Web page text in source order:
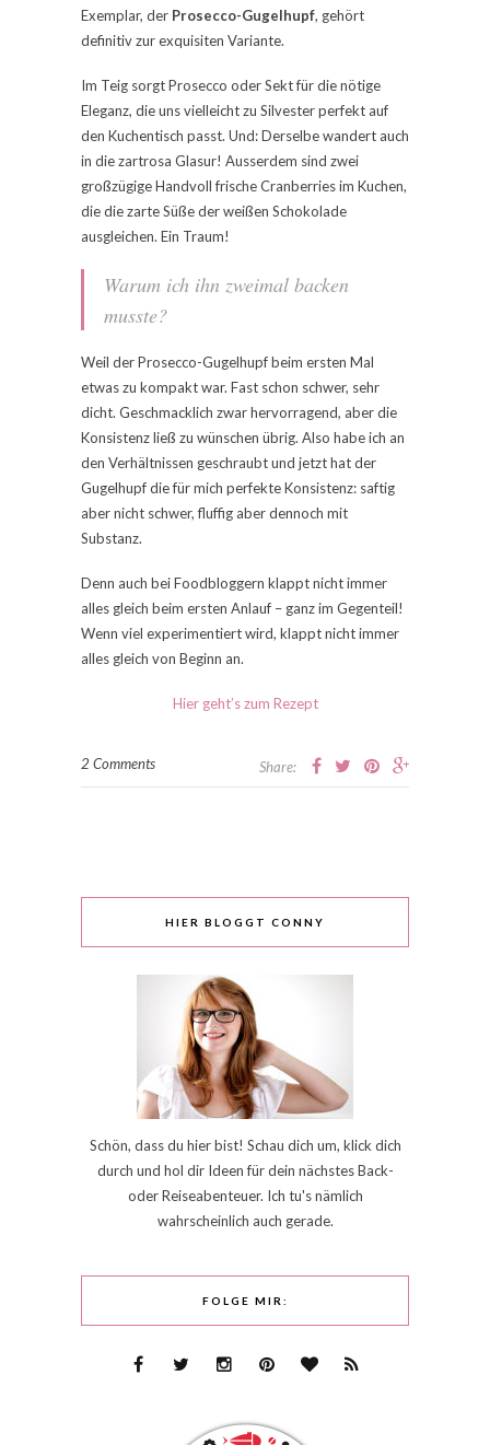
Exemplar, der Prosecco-Gugelhupf, gehört
definitiv zur exquisiten Variante.
Im Teig sorgt Prosecco oder Sekt für die nötige
Eleganz, die uns vielleicht zu Silvester perfekt auf
den Kuchentisch passt. Und: Derselbe wandert auch
in die zartrosa Glasur! Ausserdem sind zwei
großzügige Handvoll frische Cranberries im Kuchen,
die die zarte Süße der weißen Schokolade
ausgleichen. Ein Traum!
Warum ich ihn zweimal backen
musste?
Weil der Prosecco-Gugelhupf beim ersten Mal
etwas zu kompakt war. Fast schon schwer, sehr
dicht. Geschmacklich zwar hervorragend, aber die
Konsistenz ließ zu wünschen übrig. Also habe ich an
den Verhältnissen geschraubt und jetzt hat der
Gugelhupf die für mich perfekte Konsistenz: saftig
aber nicht schwer, fluffig aber dennoch mit
Substanz.
Denn auch bei Foodbloggern klappt nicht immer
alles gleich beim ersten Anlauf – ganz im Gegenteil!
Wenn viel experimentiert wird, klappt nicht immer
alles gleich von Beginn an.
Hier geht’s zum Rezept
2 Comments Share:
HIER BLOGGT CONNY
Schön, dass du hier bist! Schau dich um, klick dich
durch und hol dir Ideen für dein nächstes Back-
oder Reiseabenteuer. Ich tu's nämlich
wahrscheinlich auch gerade.
FOLGE MIR: